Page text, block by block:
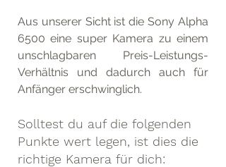
Aus unserer Sicht ist die Sony Alpha
6500 eine super Kamera zu einem
unschlagbaren Preis-Leistungs-
Verhältnis und dadurch auch für
Anfänger erschwinglich.
Solltest du auf die folgenden
Punkte wert legen, ist dies die
richtige Kamera für dich: